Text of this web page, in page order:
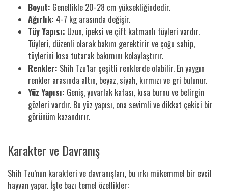
Boyut: Genellikle 20-28 cm yüksekliğindedir.
Ağırlık: 4-7 kg arasında değişir.
Tüy Yapısı: Uzun, ipeksi ve çift katmanlı tüyleri vardır.
Tüyleri, düzenli olarak bakım gerektirir ve çoğu sahip,
tüylerini kısa tutarak bakımını kolaylaştırır.
Renkler: Shih Tzu’lar çeşitli renklerde olabilir. En yaygın
renkler arasında altın, beyaz, siyah, kırmızı ve gri bulunur.
Yüz Yapısı: Geniş, yuvarlak kafası, kısa burnu ve belirgin
gözleri vardır. Bu yüz yapısı, ona sevimli ve dikkat çekici bir
görünüm kazandırır.
Karakter ve Davranış
Shih Tzu’nun karakteri ve davranışları, bu ırkı mükemmel bir evcil
hayvan yapar. İşte bazı temel özellikler: